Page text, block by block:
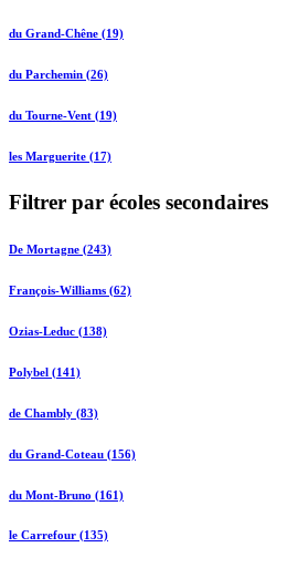
du Grand-Chêne (19)
du Parchemin (26)
du Tourne-Vent (19)
les Marguerite (17)
Filtrer par écoles secondaires
De Mortagne (243)
François-Williams (62)
Ozias-Leduc (138)
Polybel (141)
de Chambly (83)
du Grand-Coteau (156)
du Mont-Bruno (161)
le Carrefour (135)